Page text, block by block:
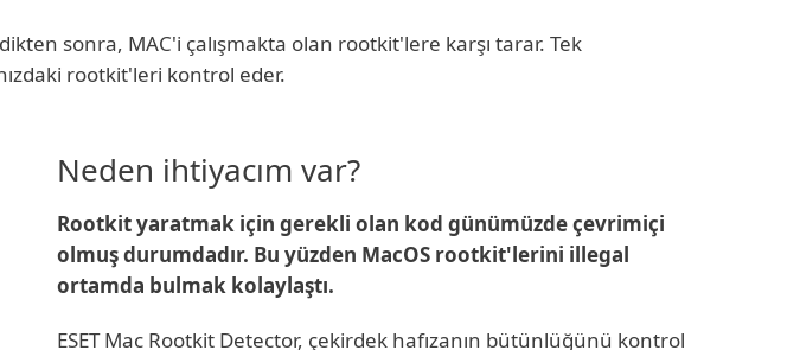
sonra, MAC'i çalışmakta olan rootkit'lere karşı tarar. Tek
rootkit'leri kontrol eder.
Neden ihtiyacım var?
Rootkit yaratmak için gerekli olan kod günümüzde çevrimiçi
olmuş durumdadır. Bu yüzden MacOS rootkit'lerini illegal
ortamda bulmak kolaylaştı.
ESET Mac Rootkit Detector, çekirdek hafızanın bütünlüğünü kontrol